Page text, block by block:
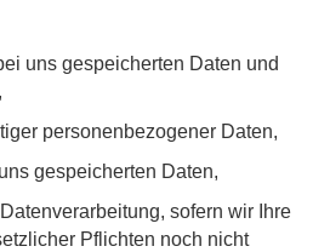
uns gespeicherten Daten und
personenbezogener Daten,
gespeicherten Daten,
sofern wir Ihre
Pflichten noch nicht